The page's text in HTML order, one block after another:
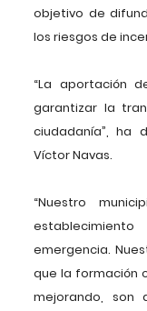
objetivo de
los riesgos de
“La aportación
garantizar la
ciudadanía”, ha
Víctor Navas.
“Nuestro
emergencia.
que la formación
mejorando, son